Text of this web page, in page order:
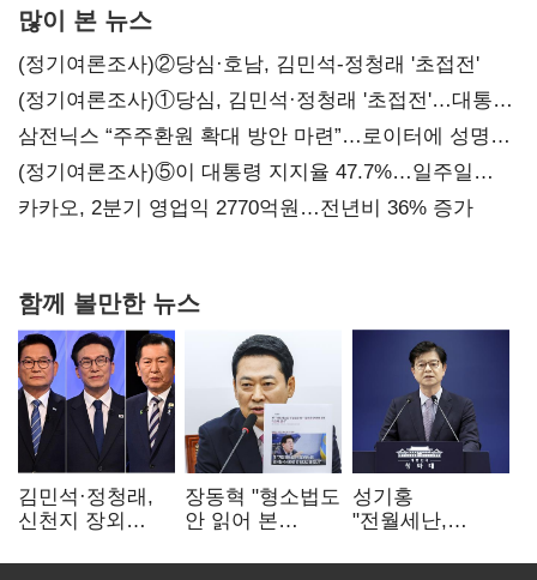
많이 본 뉴스
(정기여론조사)②당심·호남, 김민석-정청래 '초접전'
(정기여론조사)①당심, 김민석·정청래 '초접전'…대통령
지지도 '50% 아래로'(종합)
삼전닉스 “주주환원 확대 방안 마련”…로이터에 성명
보내
(정기여론조사)⑤이 대통령 지지율 47.7%…일주일
만에 다시 40%대
카카오, 2분기 영업익 2770억원…전년비 36% 증가
함께 볼만한 뉴스
김민석·정청래,
신천지 장외
"호남 계몽 규탄"
장동혁 "형소법도
안 읽어 본
속도로 무너질
성기홍
"전월세난,
공급 문제"…닥공